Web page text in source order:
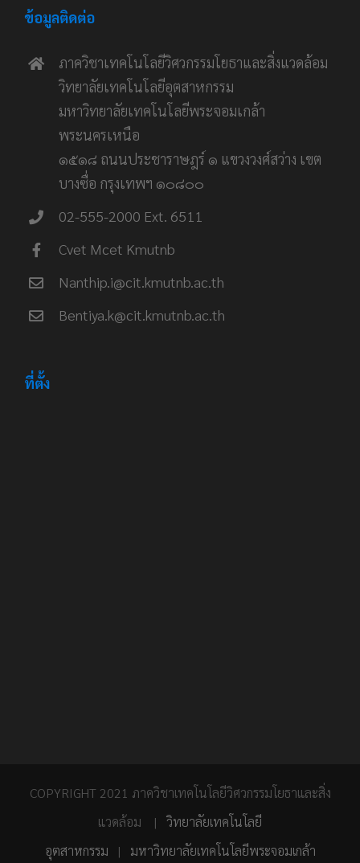
ข้อมูลติดต่อ
ภาควิชาเทคโนโลยีวิศวกรรมโยธาและสิ่งแวดล้อม
วิทยาลัยเทคโนโลยีอุตสาหกรรม
มหาวิทยาลัยเทคโนโลยีพระจอมเกล้า
พระนครเหนือ
๑๕๑๘ ถนนประชาราษฎร์ ๑ แขวงวงศ์สว่าง เขต
บางซื่อ กรุงเทพฯ ๑๐๘๐๐
02-555-2000 Ext. 6511
Cvet Mcet Kmutnb
Nanthip.i@cit.kmutnb.ac.th
Bentiya.k@cit.kmutnb.ac.th
ที่ตั้ง
COPYRIGHT 2021 ภาควิชาเทคโนโลยีวิศวกรรมโยธาและสิ่ง
แวดล้อม | วิทยาลัยเทคโนโลยี
อุตสาหกรรม | มหาวิทยาลัยเทคโนโลยีพระจอมเกล้า